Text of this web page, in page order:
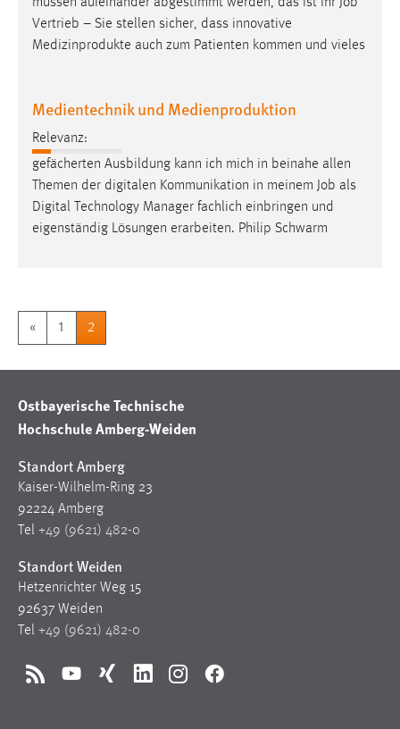
müssen aufeinander abgestimmt werden, das ist Ihr Job
Vertrieb – Sie stellen sicher, dass innovative
Medizinprodukte auch zum Patienten kommen und vieles
Medientechnik und Medienproduktion
Relevanz:
gefächerten Ausbildung kann ich mich in beinahe allen
Themen der digitalen Kommunikation in meinem Job als
Digital Technology Manager fachlich einbringen und
eigenständig Lösungen erarbeiten. Philip Schwarm
« 1 2
Ostbayerische Technische
Hochschule Amberg-Weiden
Standort Amberg
Kaiser-Wilhelm-Ring 23
92224 Amberg
Tel +49 (9621) 482-0
Standort Weiden
Hetzenrichter Weg 15
92637 Weiden
Tel +49 (9621) 482-0
RSS YouTubeXing LinkedInInstagramFacebook